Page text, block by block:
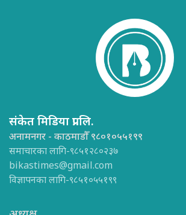
संकेत मिडिया प्रा.लि.
अनामनगर - काठमाडौँ ९८०१०५५१९९
समाचारका लागि-९८५१२८०२३७
bikastimes@gmail.com
विज्ञापनका लागि-९८५१०५५१९९